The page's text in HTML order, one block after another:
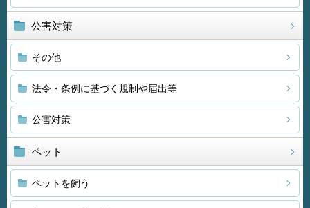
公害対策
その他
法令・条例に基づく規制や届出等
公害対策
ペット
ペットを飼う